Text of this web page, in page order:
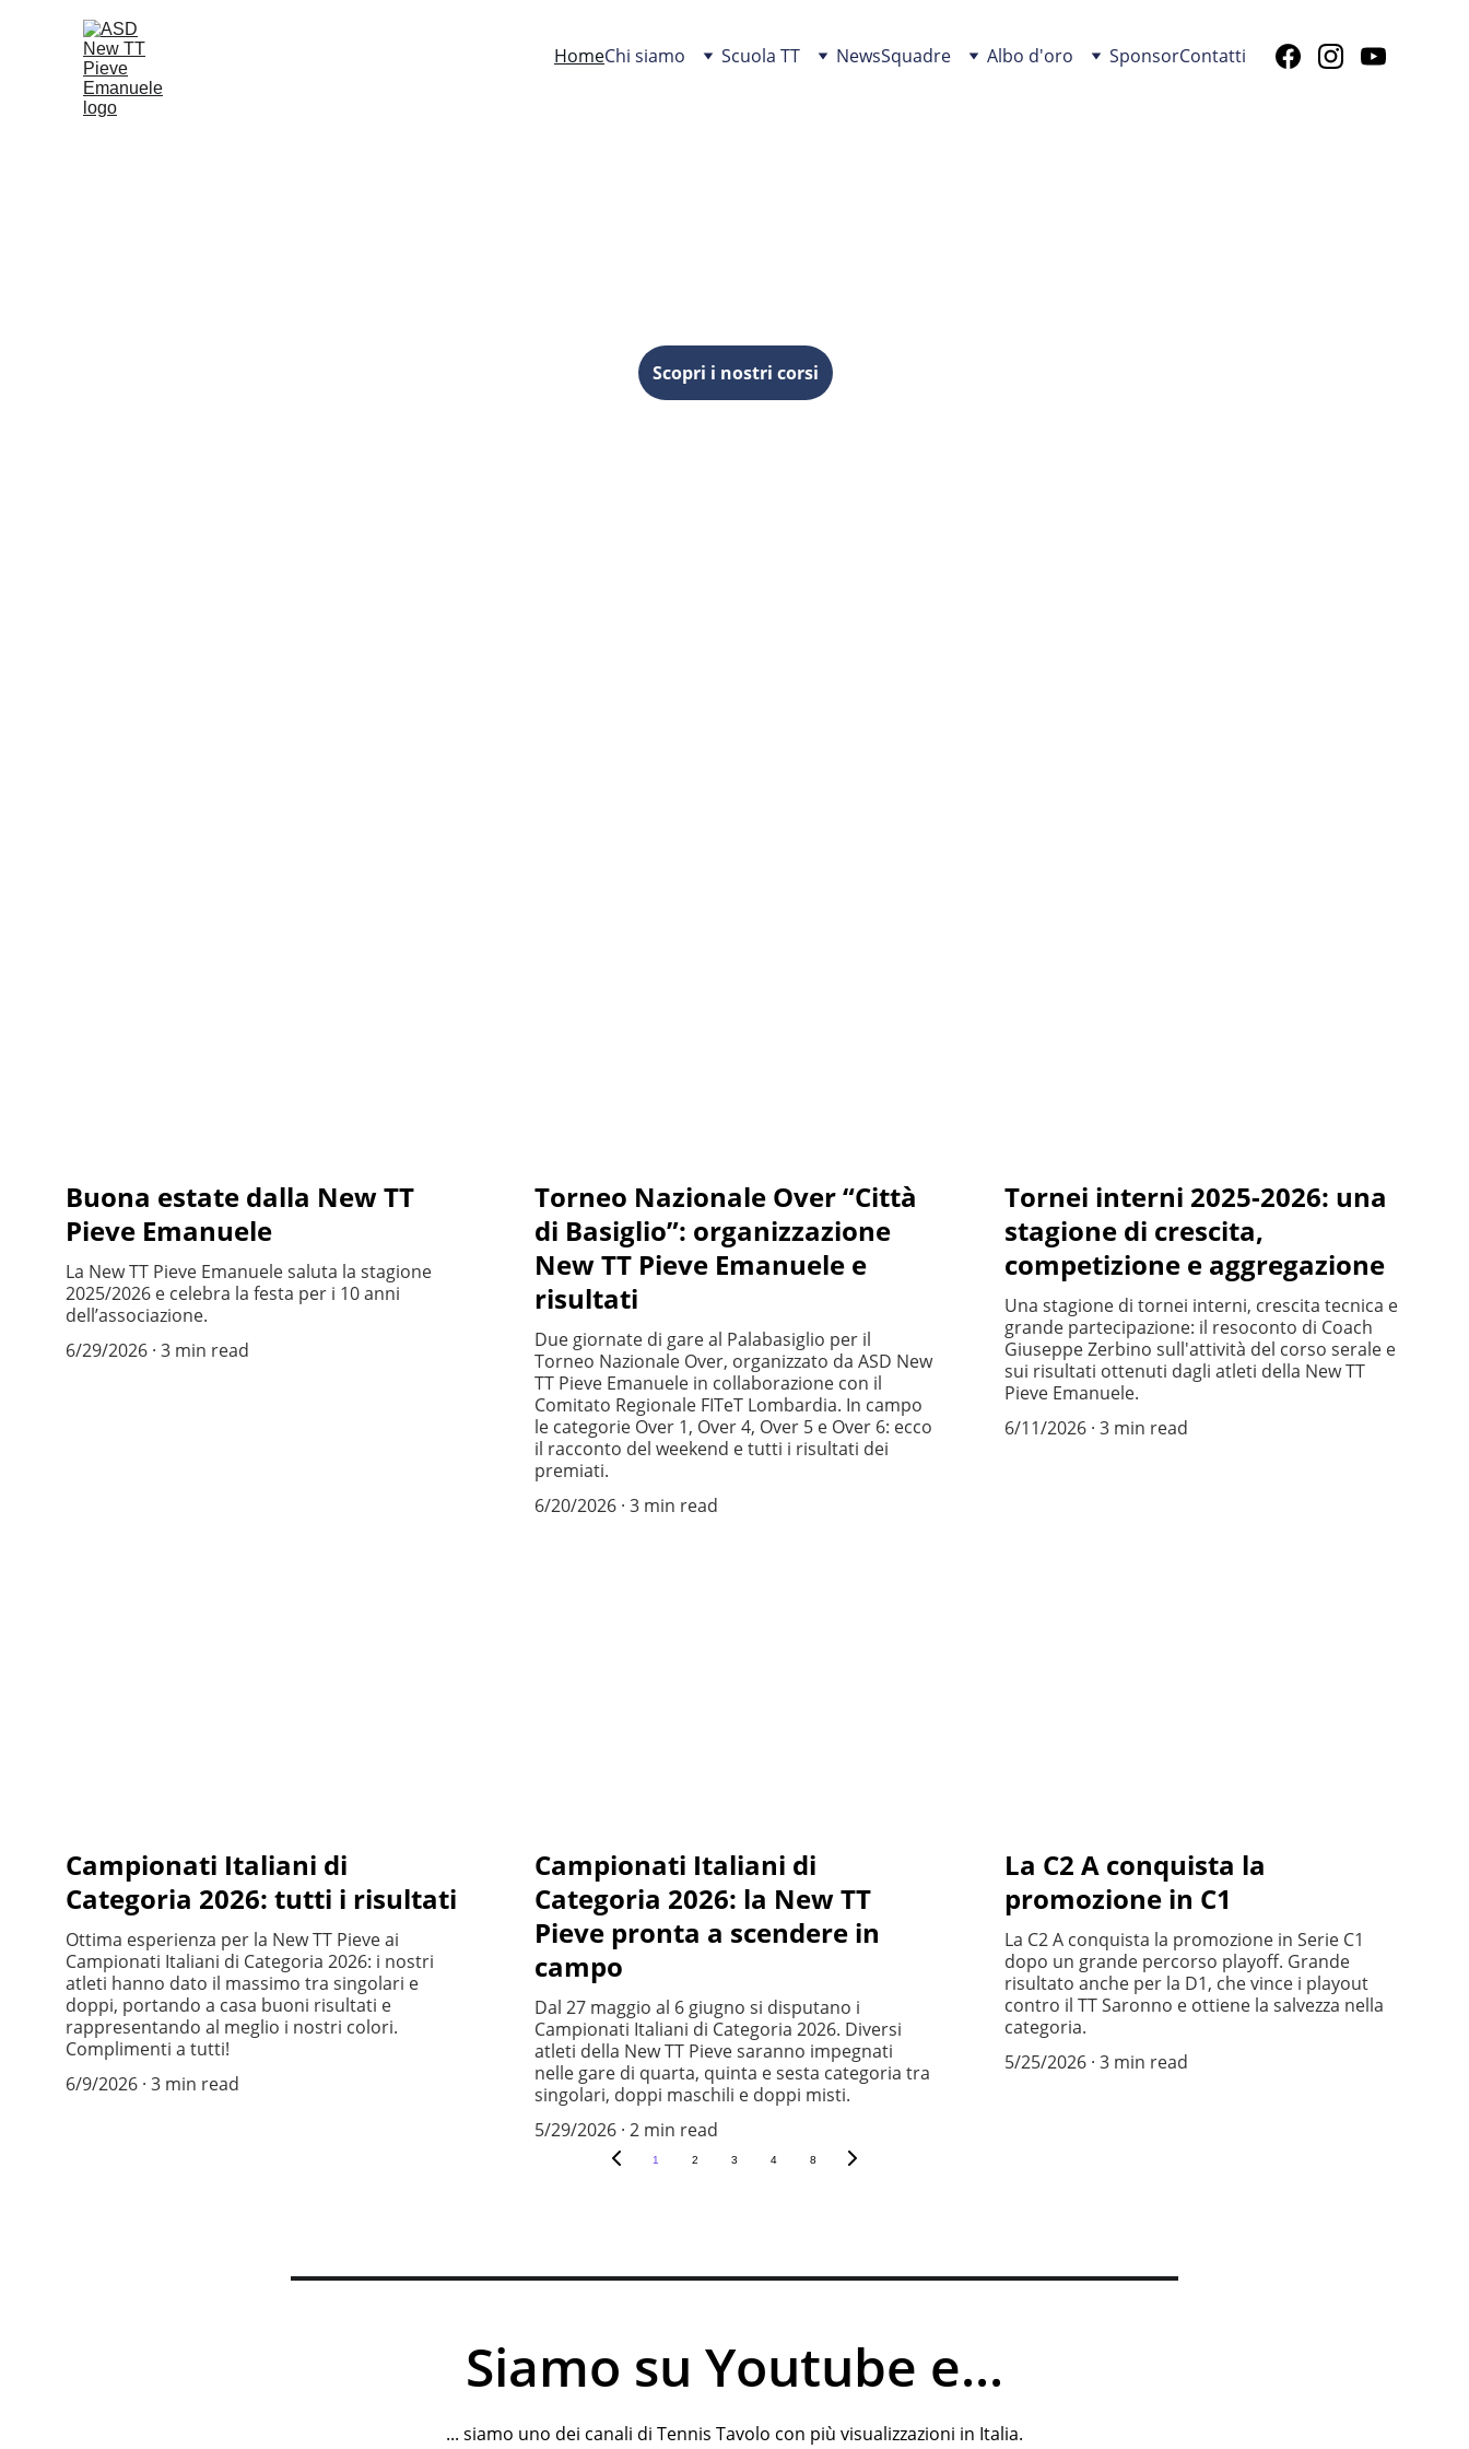
HomeChi siamo Scuola TT NewsSquadre Albo d'oro SponsorContatti
Scopri i nostri corsi
Buona estate dalla New TT
Pieve Emanuele
La New TT Pieve Emanuele saluta la stagione
2025/2026 e celebra la festa per i 10 anni
dell’associazione.
6/29/2026 3 min read
Torneo Nazionale Over “Città
di Basiglio”: organizzazione
New TT Pieve Emanuele e
risultati
Due giornate di gare al Palabasiglio per il
Torneo Nazionale Over, organizzato da ASD New
TT Pieve Emanuele in collaborazione con il
Comitato Regionale FITeT Lombardia. In campo
le categorie Over 1, Over 4, Over 5 e Over 6: ecco
il racconto del weekend e tutti i risultati dei
premiati.
6/20/2026 3 min read
Tornei interni 2025-2026: una
stagione di crescita,
competizione e aggregazione
Una stagione di tornei interni, crescita tecnica e
grande partecipazione: il resoconto di Coach
Giuseppe Zerbino sull'attività del corso serale e
sui risultati ottenuti dagli atleti della New TT
Pieve Emanuele.
6/11/2026 3 min read
Campionati Italiani di
Categoria 2026: tutti i risultati
Ottima esperienza per la New TT Pieve ai
Campionati Italiani di Categoria 2026: i nostri
atleti hanno dato il massimo tra singolari e
doppi, portando a casa buoni risultati e
rappresentando al meglio i nostri colori.
Complimenti a tutti!
6/9/2026 3 min read
Campionati Italiani di
Categoria 2026: la New TT
Pieve pronta a scendere in
campo
Dal 27 maggio al 6 giugno si disputano i
Campionati Italiani di Categoria 2026. Diversi
atleti della New TT Pieve saranno impegnati
nelle gare di quarta, quinta e sesta categoria tra
singolari, doppi maschili e doppi misti.
5/29/2026 2 min read
La C2 A conquista la
promozione in C1
La C2 A conquista la promozione in Serie C1
dopo un grande percorso playoff. Grande
risultato anche per la D1, che vince i playout
contro il TT Saronno e ottiene la salvezza nella
categoria.
5/25/2026 3 min read
1 2 3 4 8
Siamo su Youtube e...
... siamo uno dei canali di Tennis Tavolo con più visualizzazioni in Italia.